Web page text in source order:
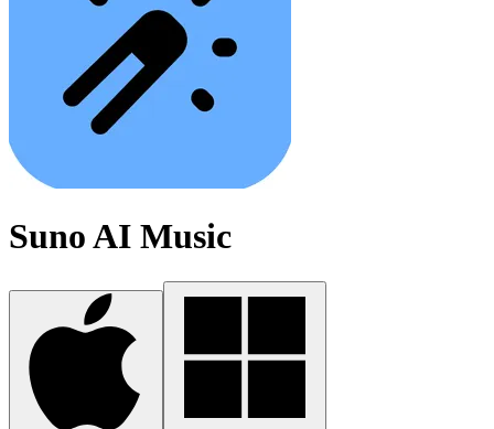
Suno AI Music